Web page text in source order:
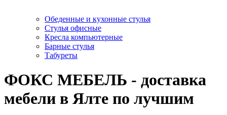
Обеденные и кухонные стулья
Стулья офисные
Кресла компьютерные
Барные стулья
Табуреты
ФОКС МЕБЕЛЬ - доставка
мебели в Ялте по лучшим